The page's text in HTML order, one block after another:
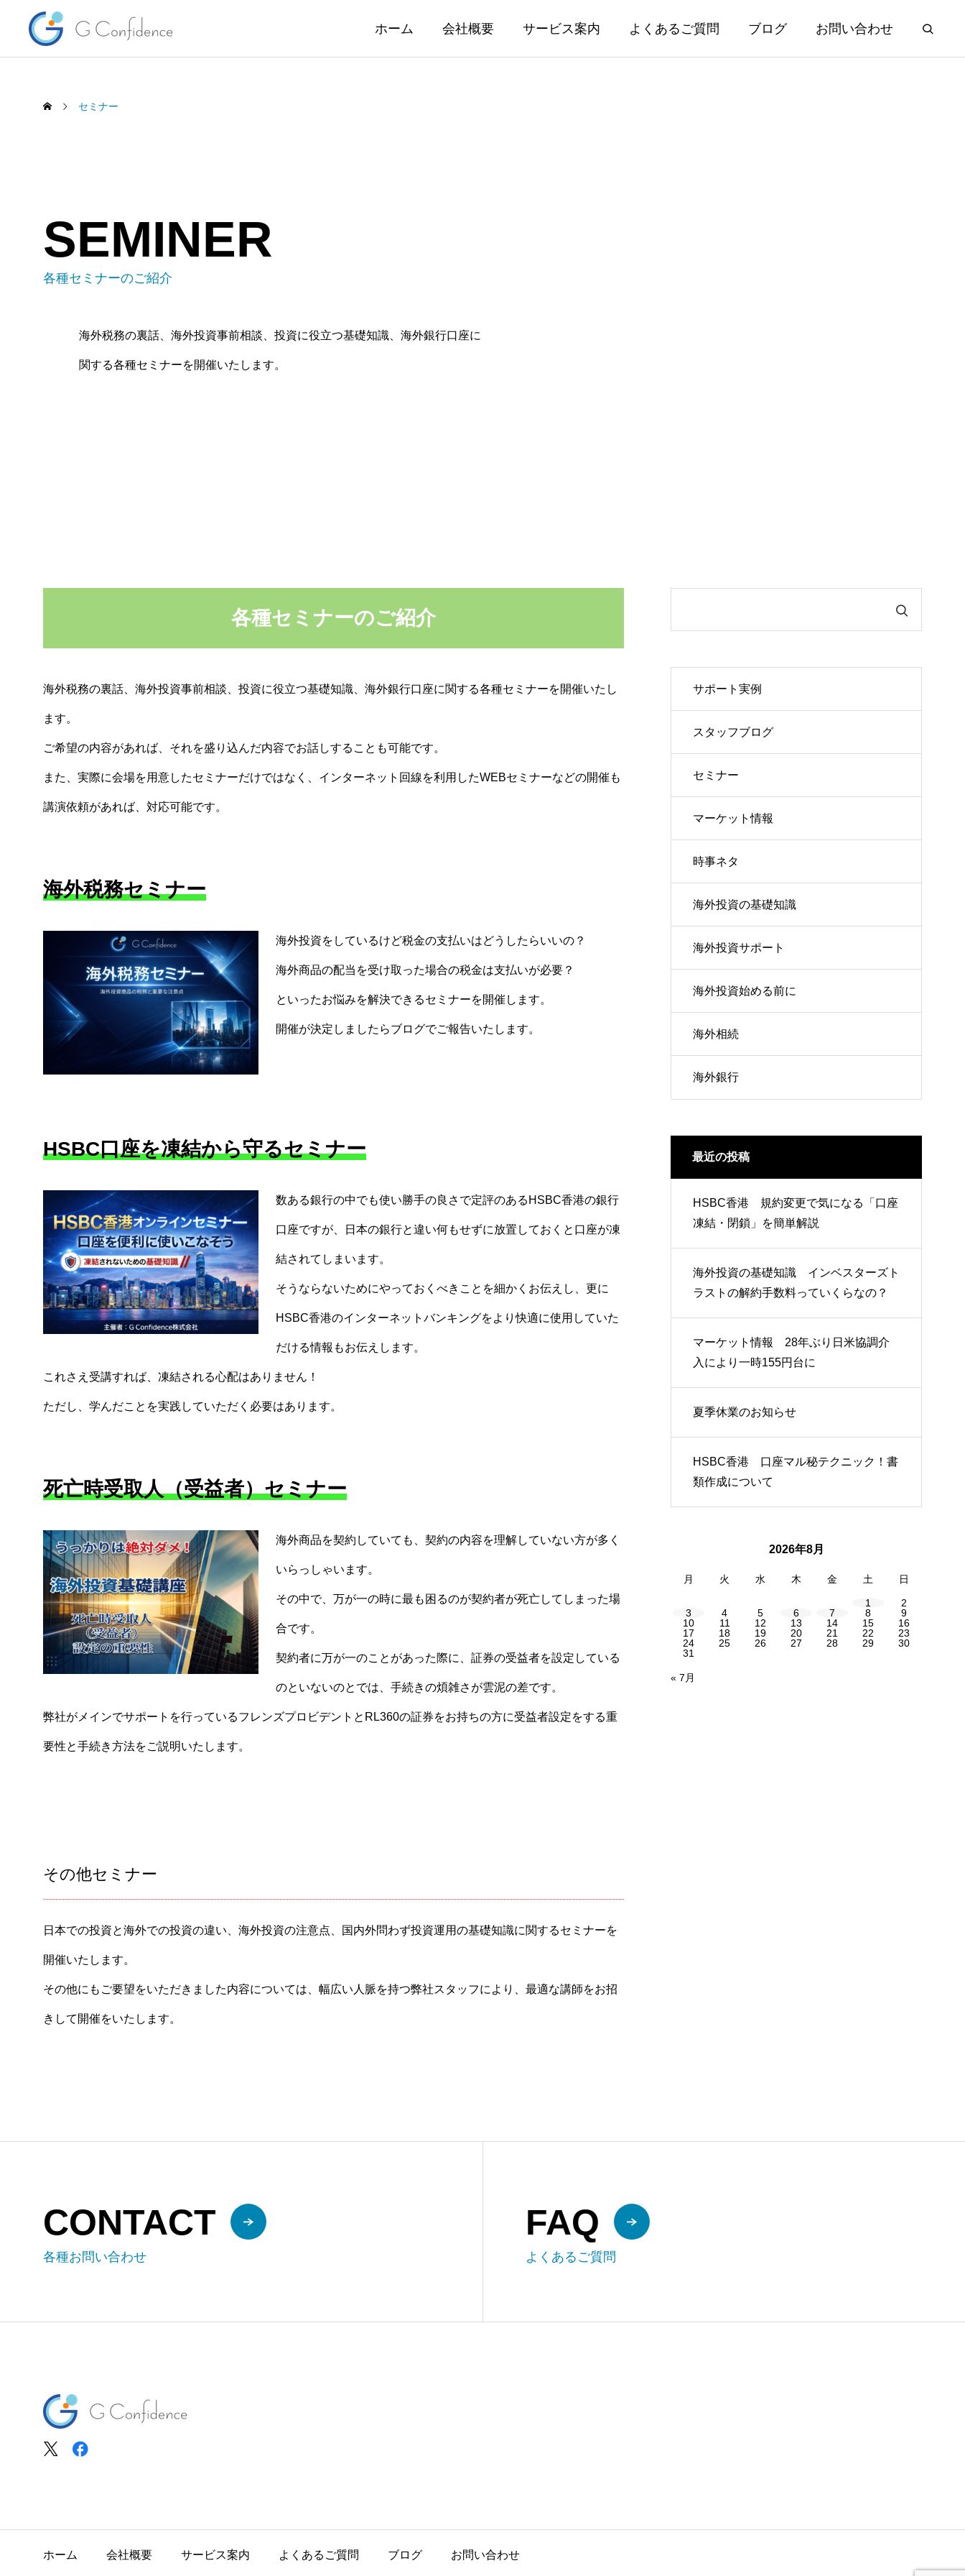
ホーム 会社概要 サービス案内 よくあるご質問 ブログ お問い合わせ
HSBC香港 規約変更で気になる
「口座凍結・閉鎖」を簡単解説
セミナー
SEMINER
各種セミナーのご紹介
海外税務の裏話、海外投資事前相談、投資に役立つ基礎知識、海外銀行口座に
関する各種セミナーを開催いたします。
各種セミナーのご紹介
海外税務の裏話、海外投資事前相談、投資に役立つ基礎知識、海外銀行口座に関する各種セミナーを開催いたし
ます。
ご希望の内容があれば、それを盛り込んだ内容でお話しすることも可能です。
また、実際に会場を用意したセミナーだけではなく、インターネット回線を利用したWEBセミナーなどの開催も
講演依頼があれば、対応可能です。
海外税務セミナー
海外投資をしているけど税金の支払いはどうしたらいいの？
海外商品の配当を受け取った場合の税金は支払いが必要？
といったお悩みを解決できるセミナーを開催します。
開催が決定しましたらブログでご報告いたします。
HSBC口座を凍結から守るセミナー
数ある銀行の中でも使い勝手の良さで定評のあるHSBC香港の銀行
口座ですが、日本の銀行と違い何もせずに放置しておくと口座が凍
結されてしまいます。
そうならないためにやっておくべきことを細かくお伝えし、更に
HSBC香港のインターネットバンキングをより快適に使用していた
だける情報もお伝えします。
これさえ受講すれば、凍結される心配はありません！
ただし、学んだことを実践していただく必要はあります。
死亡時受取人（受益者）セミナー
海外商品を契約していても、契約の内容を理解していない方が多く
いらっしゃいます。
その中で、万が一の時に最も困るのが契約者が死亡してしまった場
合です。
契約者に万が一のことがあった際に、証券の受益者を設定している
のといないのとでは、手続きの煩雑さが雲泥の差です。
弊社がメインでサポートを行っているフレンズプロビデントとRL360の証券をお持ちの方に受益者設定をする重
要性と手続き方法をご説明いたします。
その他セミナー
日本での投資と海外での投資の違い、海外投資の注意点、国内外問わず投資運用の基礎知識に関するセミナーを
開催いたします。
その他にもご要望をいただきました内容については、幅広い人脈を持つ弊社スタッフにより、最適な講師をお招
きして開催をいたします。
サポート実例
スタッフブログ
セミナー
マーケット情報
時事ネタ
海外投資の基礎知識
海外投資サポート
海外投資始める前に
海外相続
海外銀行
最近の投稿
HSBC香港 規約変更で気になる「口座
凍結・閉鎖」を簡単解説
海外投資の基礎知識 インベスターズト
ラストの解約手数料っていくらなの？
マーケット情報 28年ぶり日米協調介
入により一時155円台に
夏季休業のお知らせ
HSBC香港 口座マル秘テクニック！書
類作成について
2026年8月
月 火 水 木 金 土 日
1
2
3
4 5 6 7 8
9
10
11 12 13 14 15
16
17
18 19 20 21 22
23
24
25 26 27 28 29
30
31
« 7月
CONTACT
各種お問い合わせ
FAQ
よくあるご質問
ホーム 会社概要 サービス案内 よくあるご質問 ブログ お問い合わせ